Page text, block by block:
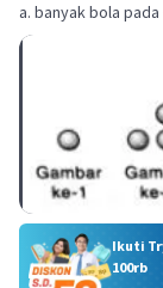
a. banyak bola
Ikuti
100rb